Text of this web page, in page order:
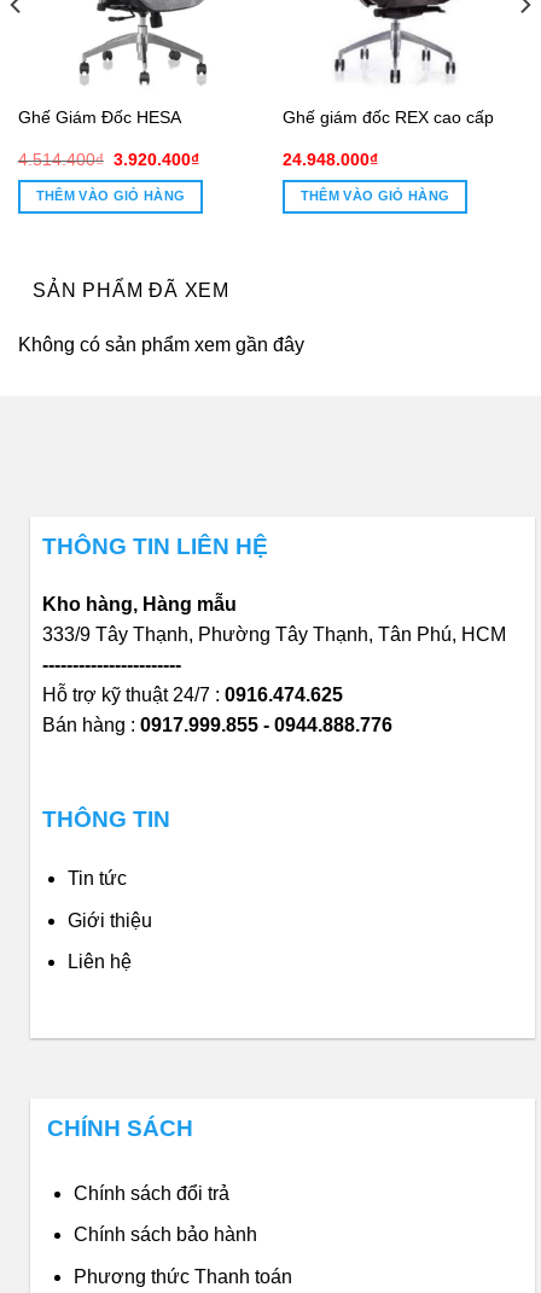
Ghế Giám Đốc HESA
4.514.400₫ Giá
là:
4.514.400₫.
3.920.400₫Giá
THÊM VÀO GIỎ HÀNG
Ghế giám đốc REX cao cấp
24.948.000₫
THÊM VÀO GIỎ HÀNG
SẢN PHẨM ĐÃ XEM
Không có sản phẩm xem gần đây
THÔNG TIN LIÊN HỆ
Kho hàng, Hàng mẫu
333/9 Tây Thạnh, Phường Tây Thạnh, Tân Phú, HCM
-----------------------
Hỗ trợ kỹ thuật 24/7 : 0916.474.625
Bán hàng : 0917.999.855 - 0944.888.776
THÔNG TIN
Tin tức
Giới thiệu
Liên hệ
CHÍNH SÁCH
Chính sách đổi trả
Chính sách bảo hành
Phương thức Thanh toán